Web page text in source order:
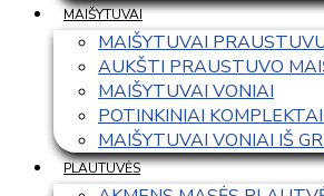
MAIŠYTUVAI
MAIŠYTUVAI
AUKŠTI PRAUSTUVO
MAIŠYTUVAI VONIAI
POTINKINIAI
MAIŠYTUVAI VONIAI IŠ
PLAUTUVĖS